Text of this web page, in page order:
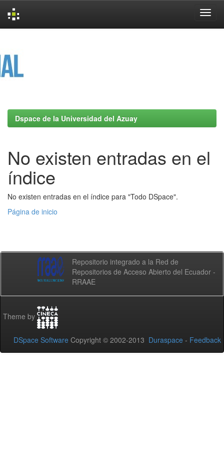
Dspace de la Universidad del Azuay
No existen entradas en el
índice
No existen entradas en el índice para "Todo DSpace".
Página de inicio
Repositorio integrado a la Red de
Repositorios de Acceso Abierto del Ecuador -
RRAAE
Theme by
DSpace Software Copyright © 2002-2013 Duraspace - Feedback